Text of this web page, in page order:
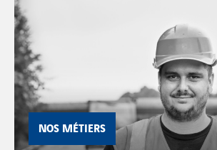
NOS MÉTIERS